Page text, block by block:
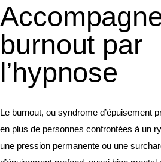
burnout par
l’hypnose
Le burnout, ou syndrome d’épuisement
en plus de personnes confrontées à un
une pression permanente ou une